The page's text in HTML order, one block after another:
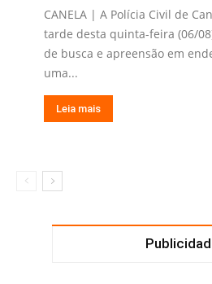
CANELA | A Polícia Civil de
tarde desta quinta-feira (06/
de busca e apreensão em
uma...
Leia mais